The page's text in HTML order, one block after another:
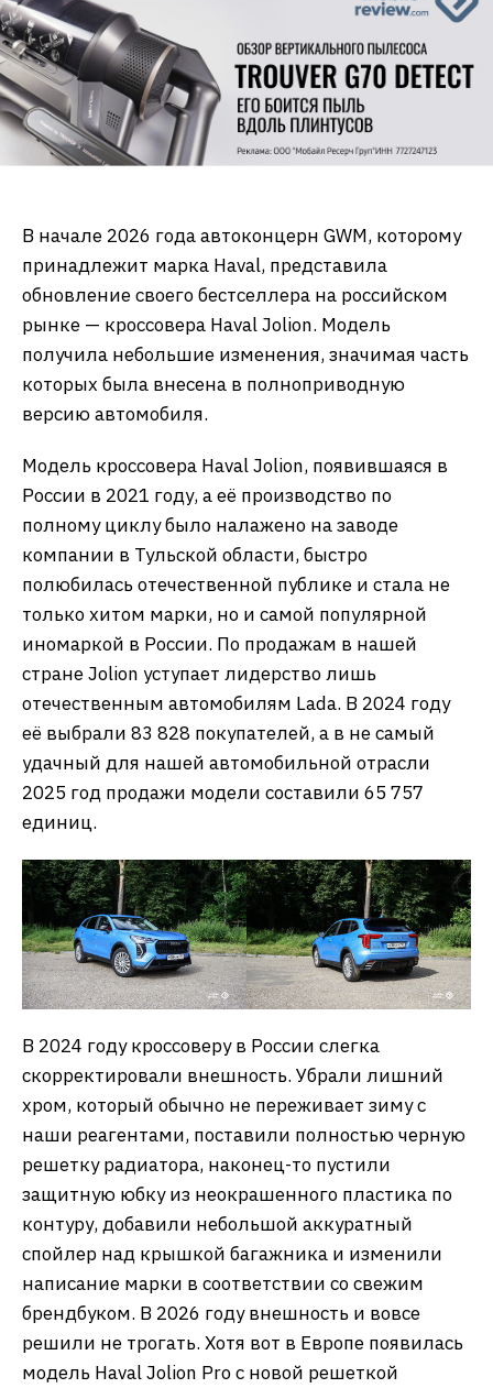
В начале 2026 года автоконцерн GWM, которому
принадлежит марка Haval, представила
обновление своего бестселлера на российском
рынке — кроссовера Haval Jolion. Модель
получила небольшие изменения, значимая часть
которых была внесена в полноприводную
версию автомобиля.
Модель кроссовера Haval Jolion, появившаяся в
России в 2021 году, а её производство по
полному циклу было налажено на заводе
компании в Тульской области, быстро
полюбилась отечественной публике и стала не
только хитом марки, но и самой популярной
иномаркой в России. По продажам в нашей
стране Jolion уступает лидерство лишь
отечественным автомобилям Lada. В 2024 году
её выбрали 83 828 покупателей, а в не самый
удачный для нашей автомобильной отрасли
2025 год продажи модели составили 65 757
единиц.
В 2024 году кроссоверу в России слегка
скорректировали внешность. Убрали лишний
хром, который обычно не переживает зиму с
наши реагентами, поставили полностью черную
решетку радиатора, наконец-то пустили
защитную юбку из неокрашенного пластика по
контуру, добавили небольшой аккуратный
спойлер над крышкой багажника и изменили
написание марки в соответствии со свежим
брендбуком. В 2026 году внешность и вовсе
решили не трогать. Хотя вот в Европе появилась
модель Haval Jolion Pro с новой решеткой